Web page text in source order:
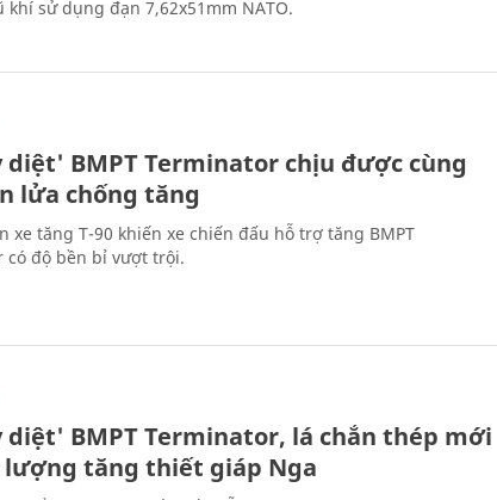
khí sử dụng đạn 7,62x51mm NATO.
diệt' BMPT Terminator chịu được cùng
lửa chống tăng
xe tăng T-90 khiến xe chiến đấu hỗ trợ tăng BMPT
có độ bền bỉ vượt trội.
diệt' BMPT Terminator, lá chắn thép mới
lượng tăng thiết giáp Nga